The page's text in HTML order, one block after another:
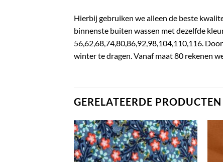
Hierbij gebruiken we alleen de beste
binnenste buiten wassen met dezelfde
56,62,68,74,80,86,92,98,104,110,116.
winter te dragen. Vanaf maat 80 rekenen
GERELATEERDE PRODUCTEN